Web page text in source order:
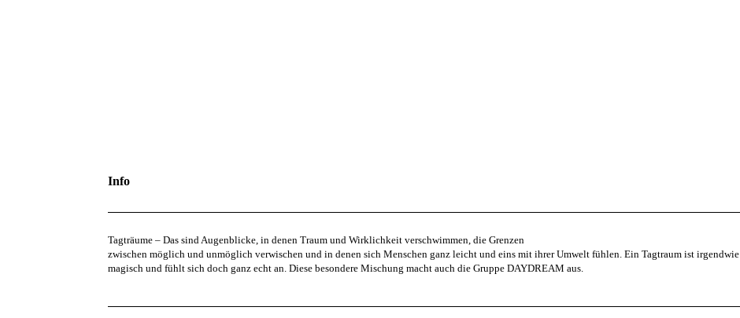
Info
Tagträume – Das sind Augenblicke, in denen Traum und Wirklichkeit verschwimmen, die Grenzen
zwischen möglich und unmöglich verwischen und in denen sich Menschen ganz leicht und eins mit ihrer Umwelt fühlen. Ein Tagtraum ist irgendwie
magisch und fühlt sich doch ganz echt an. Diese besondere Mischung macht auch die Gruppe DAYDREAM aus.